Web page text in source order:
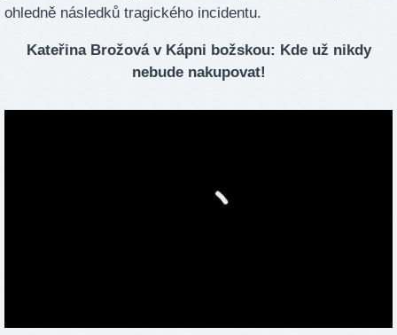
ohledně následků tragického incidentu.
Kateřina Brožová v Kápni božskou: Kde už nikdy
nebude nakupovat!